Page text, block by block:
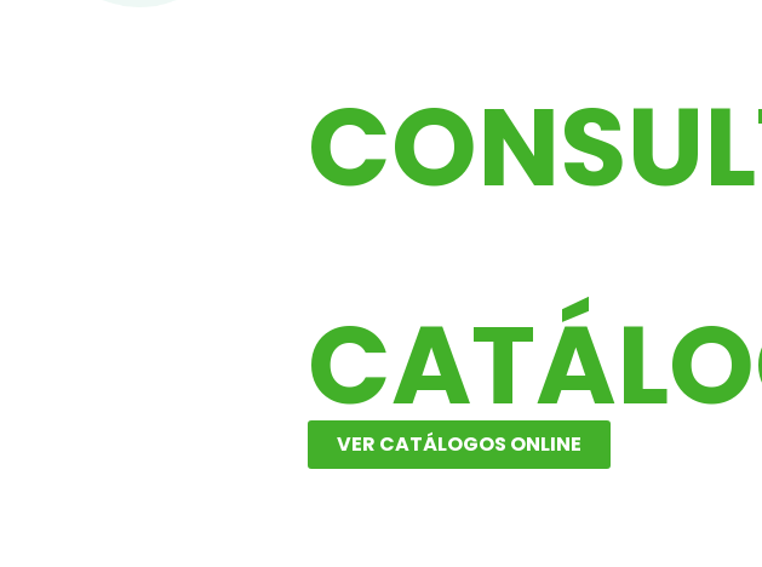
VER CATÁLOGOS ONLINE